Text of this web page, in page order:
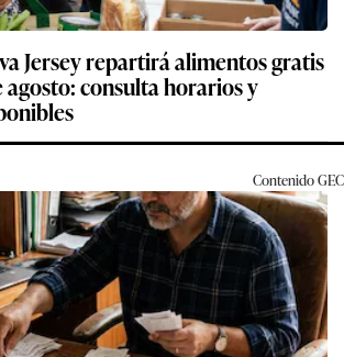
Jersey repartirá alimentos gratis
agosto: consulta horarios y
ContenidoGEC